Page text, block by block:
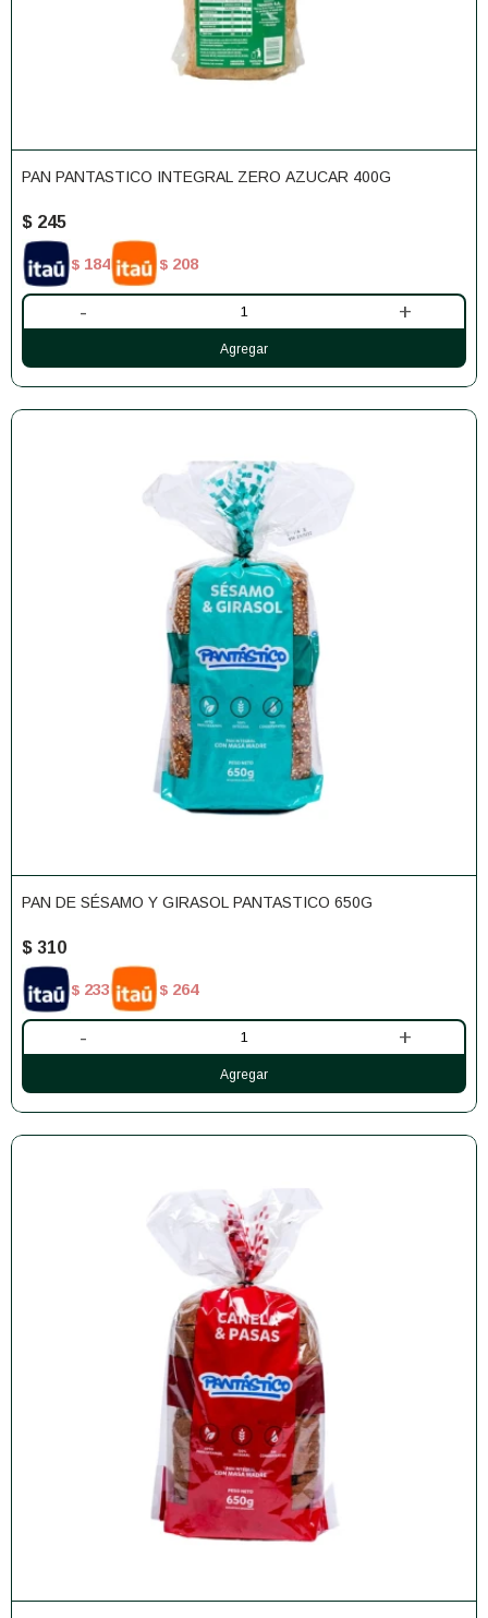
PAN PANTASTICO INTEGRAL ZERO AZUCAR 400G
$ 245
$ 184 $ 208
- +
PAN DE SÉSAMO Y GIRASOL PANTASTICO 650G
$ 310
$ 233 $ 264
- +